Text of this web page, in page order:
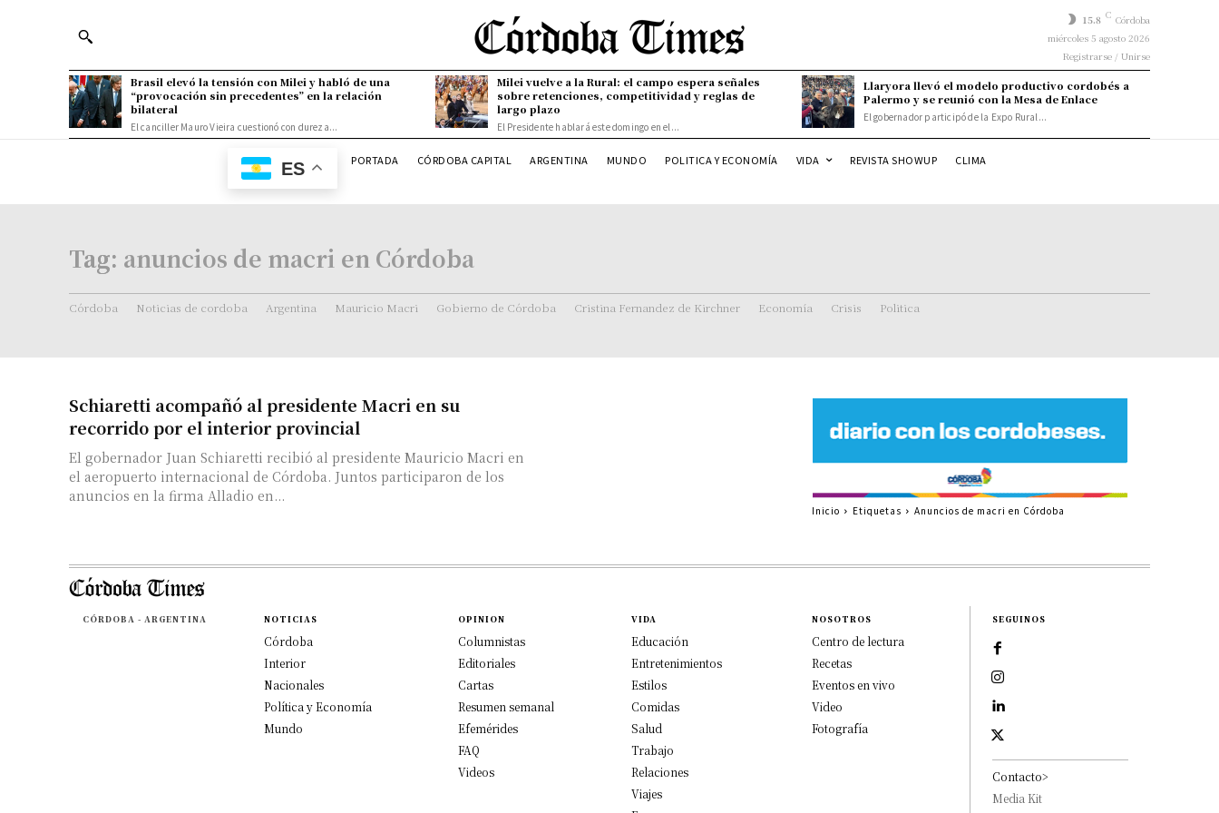
15.8 C Córdoba
miércoles 5 agosto 2026
Registrarse / Unirse
Brasil elevó la tensión con Milei y habló de una
“provocación sin precedentes” en la relación
bilateral
El canciller Mauro Vieira cuestionó con dureza...
Milei vuelve a la Rural: el campo espera señales
sobre retenciones, competitividad y reglas de
largo plazo
El Presidente hablará este domingo en el...
Llaryora llevó el modelo productivo cordobés a
Palermo y se reunió con la Mesa de Enlace
El gobernador participó de la Expo Rural...
ES PORTADA CÓRDOBA CAPITAL ARGENTINA MUNDO POLITICA Y ECONOMÍA VIDA REVISTA SHOWUP CLIMA
Tag: anuncios de macri en Córdoba
Córdoba Noticias de cordoba Argentina Mauricio Macri Gobierno de Córdoba Cristina Fernandez de Kirchner Economía Crisis Politica
Schiaretti acompañó al presidente Macri en su
recorrido por el interior provincial
El gobernador Juan Schiaretti recibió al presidente Mauricio Macri en
el aeropuerto internacional de Córdoba. Juntos participaron de los
anuncios en la firma Alladio en...
Inicio Etiquetas Anuncios de macri en Córdoba
CÓRDOBA - ARGENTINA NOTICIAS
Córdoba
Interior
Nacionales
Política y Economía
Mundo
OPINION
Columnistas
Editoriales
Cartas
Resumen semanal
Efemérides
FAQ
Videos
VIDA
Educación
Entretenimientos
Estilos
Comidas
Salud
Trabajo
Relaciones
Viajes
NOSOTROS
Centro de lectura
Recetas
Eventos en vivo
Video
Fotografía
SEGUINOS
Contacto>
Media Kit